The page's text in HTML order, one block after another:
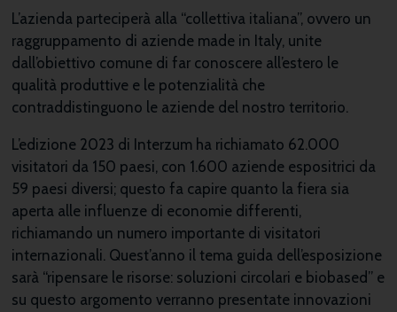
L’azienda parteciperà alla “collettiva italiana”, ovvero un
raggruppamento di aziende made in Italy, unite
dall’obiettivo comune di far co­noscere all’estero le
qualità produttive e le potenzialità che
contraddistinguono le aziende del nostro territorio.
L’edizione 2023 di Interzum ha richiamato 62.000
visitatori da 150 paesi, con 1.600 aziende espositrici da
59 paesi diversi; questo fa capire quanto la fiera sia
aperta alle influenze di economie differenti,
richiamando un numero importante di visitatori
internazionali. Quest’anno il tema guida dell’esposizione
sarà “ripensare le risorse: soluzioni circolari e biobased” e
su questo argomento verranno presentate innovazioni